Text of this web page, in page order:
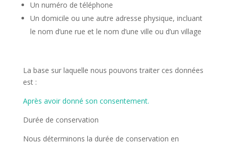
Un numéro de téléphone
Un domicile ou une autre adresse physique, incluant
le nom d’une rue et le nom d’une ville ou d’un village
La base sur laquelle nous pouvons traiter ces données
est :
Après avoir donné son consentement.
Durée de conservation
Nous déterminons la durée de conservation en